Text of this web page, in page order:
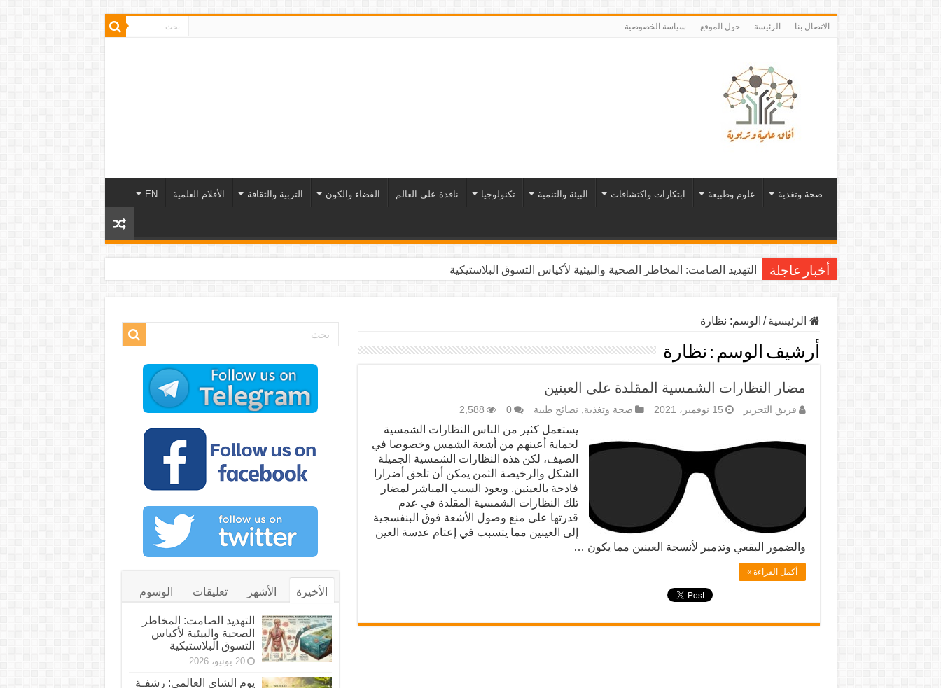
الاتصال بنا الرئيسة حول الموقع سياسة الخصوصية
صحة وتغذية علوم وطبيعة ابتكارات واكتشافات البيئة والتنمية تكنولوجيا نافذة على العالم الفضاء والكون التربية والثقافة الأفلام العلمية EN
أخبار عاجلة التهديد الصامت: المخاطر الصحية والبيئية لأكياس التسوق البلاستيكية
الرئيسية / الوسم: نظارة
أرشيف الوسم : نظارة
مضار النظارات الشمسية المقلدة على العينين
فريق التحرير 15 نوفمبر، 2021 صحة وتغذية, نصائح طبية 0
2,588
يستعمل كثير من الناس النظارات الشمسية
لحماية أعينهم من أشعة الشمس وخصوصا في
الصيف، لكن هذه النظارات الشمسية الجميلة
الشكل والرخيصة الثمن يمكن أن تلحق أضرارا
فادحة بالعينين. ويعود السبب المباشر لمضار
تلك النظارات الشمسية المقلدة في عدم
قدرتها على منع وصول الأشعة فوق البنفسجية
إلى العينين مما يتسبب في إعتام عدسة العين
والضمور البقعي وتدمير لأنسجة العينين مما يكون …
أكمل القراءة »
الأخيرة الأشهر تعليقات الوسوم
التهديد الصامت: المخاطر
الصحية والبيئية لأكياس
التسوق البلاستيكية
20 يونيو، 2026
يوم الشاي العالمي: رشفـة